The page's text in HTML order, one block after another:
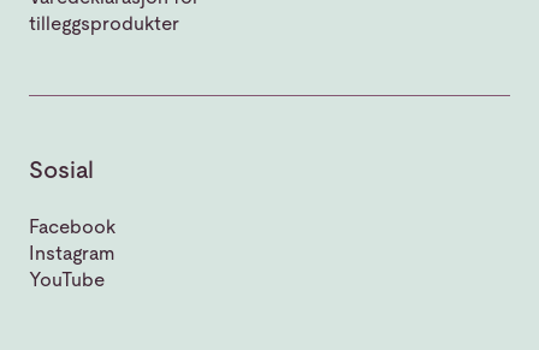
tilleggsprodukter
Sosial
Facebook
Instagram
YouTube